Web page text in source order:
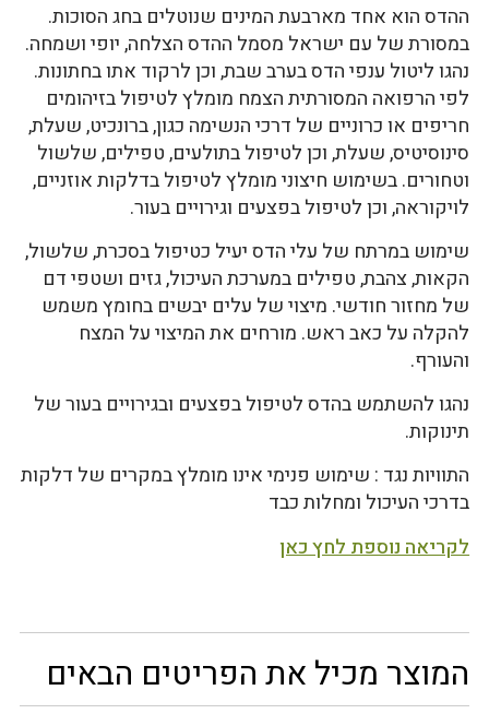
ההדס הוא אחד מארבעת המינים שנוטלים בחג הסוכות.
במסורת של עם ישראל מסמל ההדס הצלחה, יופי ושמחה.
נהגו ליטול ענפי הדס בערב שבת, וכן לרקוד אתו בחתונות.
לפי הרפואה המסורתית הצמח מומלץ לטיפול בזיהומים
חריפים או כרוניים של דרכי הנשימה כגון, ברונכיט, שעלת,
סינוסיטיס, שעלת, וכן לטיפול בתולעים, טפילים, שלשול
וטחורים. בשימוש חיצוני מומלץ לטיפול בדלקות אוזניים,
לויקוראה, וכן לטיפול בפצעים וגירויים בעור.
שימוש במרתח של עלי הדס יעיל כטיפול בסכרת, שלשול,
הקאות, צהבת, טפילים במערכת העיכול, גזים ושטפי דם
של מחזור חודשי. מיצוי של עלים יבשים בחומץ משמש
להקלה על כאב ראש. מורחים את המיצוי על המצח
והעורף.
נהגו להשתמש בהדס לטיפול בפצעים ובגירויים בעור של
תינוקות.
התוויות נגד : שימוש פנימי אינו מומלץ במקרים של דלקות
בדרכי העיכול ומחלות כבד
לקריאה נוספת לחץ כאן
המוצר מכיל את הפריטים הבאים